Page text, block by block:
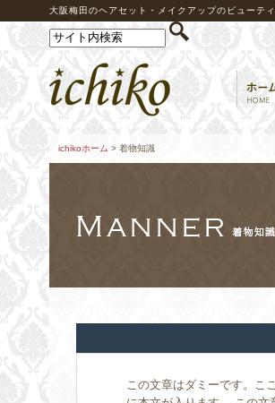
大阪梅田のヘアセット・メイクアップのビューテ
ichikoホーム > 着物知識
この文章はダミーです。こ